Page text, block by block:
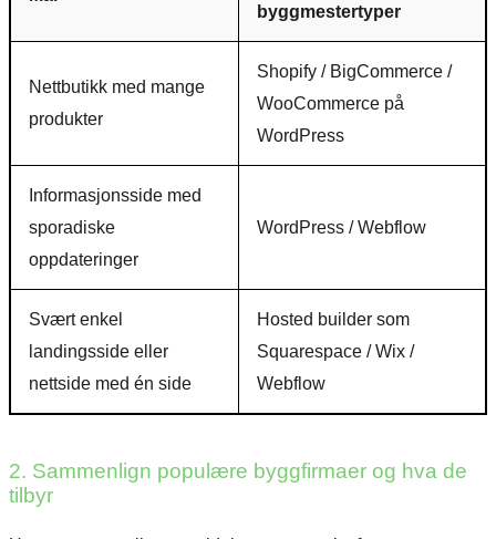
byggmestertyper
Nettbutikk med mange
produkter
Shopify / BigCommerce /
WooCommerce på
WordPress
Informasjonsside med
sporadiske
oppdateringer
WordPress / Webflow
Svært enkel
landingsside eller
nettside med én side
Hosted builder som
Squarespace / Wix /
Webflow
2. Sammenlign populære byggfirmaer og hva de
tilbyr
Nødvendig
Statistikk